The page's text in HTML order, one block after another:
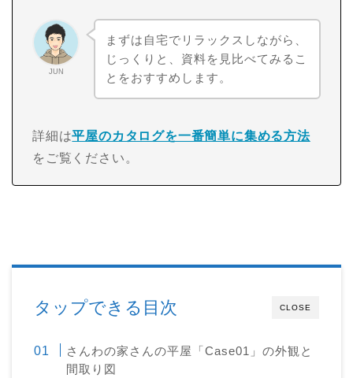
JUN
まずは自宅でリラックスしながら、
じっくりと、資料を見比べてみるこ
とをおすすめします。
詳細は平屋のカタログを一番簡単に集める方法
をご覧ください。
CLOSE
タップできる目次
さんわの家さんの平屋「Case01」の外観と
間取り図